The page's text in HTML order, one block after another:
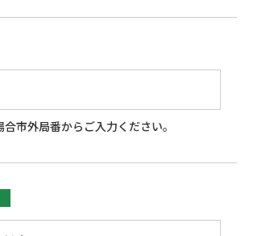
市外局番からご入力ください。